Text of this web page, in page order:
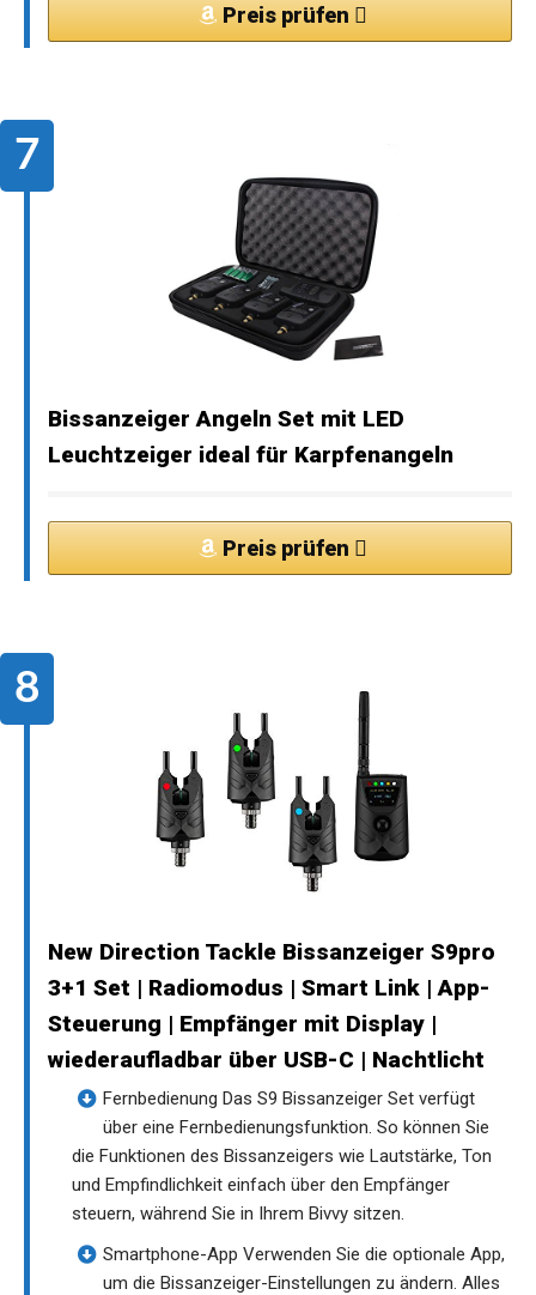
Preis prüfen
Bissanzeiger Angeln Set mit LED
Leuchtzeiger ideal für Karpfenangeln
Preis prüfen
New Direction Tackle Bissanzeiger S9pro
3+1 Set | Radiomodus | Smart Link | App-
Steuerung | Empfänger mit Display |
wiederaufladbar über USB-C | Nachtlicht
Fernbedienung Das S9 Bissanzeiger Set verfügt
über eine Fernbedienungsfunktion. So können Sie
die Funktionen des Bissanzeigers wie Lautstärke, Ton
und Empfindlichkeit einfach über den Empfänger
steuern, während Sie in Ihrem Bivvy sitzen.
Smartphone-App Verwenden Sie die optionale App,
um die Bissanzeiger-Einstellungen zu ändern. Alles